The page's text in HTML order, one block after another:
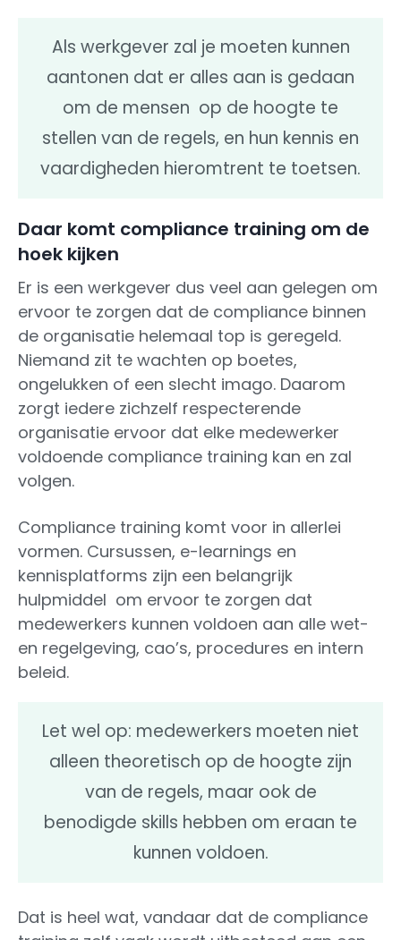
Als werkgever zal je moeten kunnen
aantonen dat er alles aan is gedaan
om de mensen op de hoogte te
stellen van de regels, en hun kennis en
vaardigheden hieromtrent te toetsen.
Daar komt compliance training om de
hoek kijken
Er is een werkgever dus veel aan gelegen om
ervoor te zorgen dat de compliance binnen
de organisatie helemaal top is geregeld.
Niemand zit te wachten op boetes,
ongelukken of een slecht imago. Daarom
zorgt iedere zichzelf respecterende
organisatie ervoor dat elke medewerker
voldoende compliance training kan en zal
volgen.
Compliance training komt voor in allerlei
vormen. Cursussen, e-learnings en
kennisplatforms zijn een belangrijk
hulpmiddel om ervoor te zorgen dat
medewerkers kunnen voldoen aan alle wet-
en regelgeving, cao’s, procedures en intern
beleid.
Let wel op: medewerkers moeten niet
alleen theoretisch op de hoogte zijn
van de regels, maar ook de
benodigde skills hebben om eraan te
kunnen voldoen.
Dat is heel wat, vandaar dat de compliance